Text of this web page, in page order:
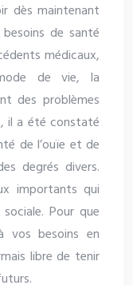
dès maintenant
de santé
médicaux,
de vie, la
des problèmes
il a été constaté
de l’ouïe et de
degrés divers.
importants qui
Pour que
vos besoins en
libre de tenir